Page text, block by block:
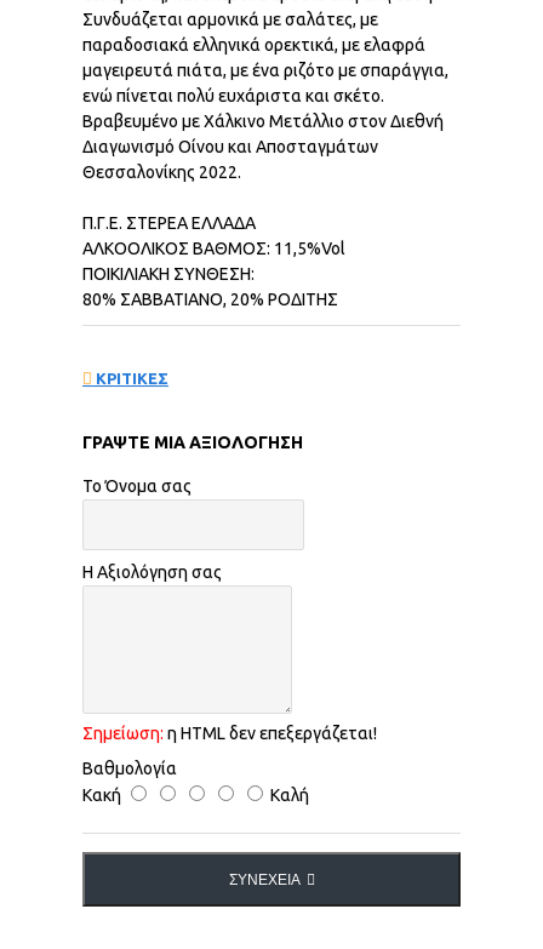
Συνδυάζεται αρμονικά με σαλάτες, με
παραδοσιακά ελληνικά ορεκτικά, με ελαφρά
μαγειρευτά πιάτα, με ένα ριζότο με σπαράγγια,
ενώ πίνεται πολύ ευχάριστα και σκέτο.
Βραβευμένο με Χάλκινο Μετάλλιο στον Διεθνή
Διαγωνισμό Οίνου και Αποσταγμάτων
Θεσσαλονίκης 2022.
Π.Γ.Ε. ΣΤΕΡΕΑ ΕΛΛΑΔΑ
ΑΛΚΟΟΛΙΚΟΣ ΒΑΘΜΟΣ: 11,5%Vol
ΠΟΙΚΙΛΙΑΚΗ ΣΥΝΘΕΣΗ:
80% ΣΑΒΒΑΤΙΑΝΟ, 20% ΡΟΔΙΤΗΣ
ΚΡΙΤΙΚΕΣ
ΓΡΆΨΤΕ ΜΙΑ ΑΞΙΟΛΌΓΗΣΗ
Το Όνομα σας
Η Αξιολόγηση σας
Σημείωση: η HTML δεν επεξεργάζεται!
Βαθμολογία
Κακή
Καλή
ΣΥΝΈΧΕΙΑ